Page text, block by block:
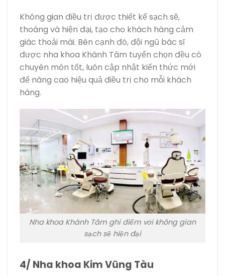
Không gian điều trị được thiết kế sạch sẽ,
thoáng và hiện đại, tạo cho khách hàng cảm
giác thoải mái. Bên cạnh đó, đội ngũ bác sĩ
được nha khoa Khánh Tâm tuyển chọn đều có
chuyên môn tốt, luôn cập nhật kiến thức mới
để nâng cao hiệu quả điều trị cho mỗi khách
hàng.
Nha khoa Khánh Tâm ghi điểm với không gian
sạch sẽ hiện đại
4/ Nha khoa Kim Vũng Tàu